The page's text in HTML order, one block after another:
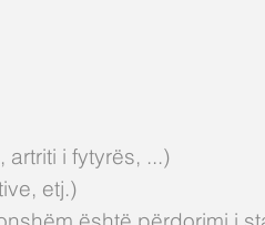
i fytyrës, ...)
etj.)